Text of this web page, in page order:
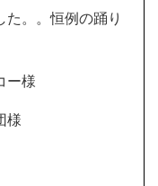
。。恒例の踊り
ー様
様